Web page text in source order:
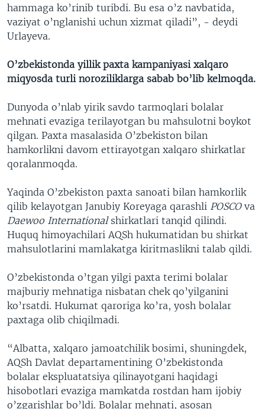
hammaga ko’rinib turibdi. Bu esa o’z navbatida,
vaziyat o’nglanishi uchun xizmat qiladi”, - deydi
Urlayeva.
O’zbekistonda yillik paxta kampaniyasi xalqaro
miqyosda turli noroziliklarga sabab bo’lib kelmoqda.
Dunyoda o’nlab yirik savdo tarmoqlari bolalar
mehnati evaziga terilayotgan bu mahsulotni boykot
qilgan. Paxta masalasida O’zbekiston bilan
hamkorlikni davom ettirayotgan xalqaro shirkatlar
qoralanmoqda.
Yaqinda O’zbekiston paxta sanoati bilan hamkorlik
qilib kelayotgan Janubiy Koreyaga qarashli POSCOva
Daewoo Internationalshirkatlari tanqid qilindi.
Huquq himoyachilari AQSh hukumatidan bu shirkat
mahsulotlarini mamlakatga kiritmaslikni talab qildi.
O’zbekistonda o’tgan yilgi paxta terimi bolalar
majburiy mehnatiga nisbatan chek qo’yilganini
ko’rsatdi. Hukumat qaroriga ko’ra, yosh bolalar
paxtaga olib chiqilmadi.
“Albatta, xalqaro jamoatchilik bosimi, shuningdek,
AQSh Davlat departamentining O’zbekistonda
bolalar ekspluatatsiya qilinayotgani haqidagi
hisobotlari evaziga mamkatda rostdan ham ijobiy
o’zgarishlar bo’ldi. Bolalar mehnati, asosan